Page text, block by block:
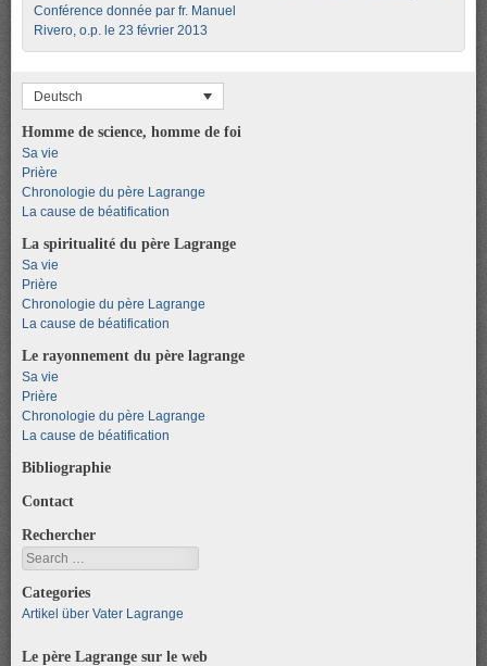
Conférence donnée par fr. Manuel
Rivero, o.p. le 23 février 2013
Deutsch
Homme de science, homme de foi
Sa vie
Prière
Chronologie du père Lagrange
La cause de béatification
La spiritualité du père Lagrange
Sa vie
Prière
Chronologie du père Lagrange
La cause de béatification
Le rayonnement du père lagrange
Sa vie
Prière
Chronologie du père Lagrange
La cause de béatification
Bibliographie
Contact
Rechercher
Search
Categories
Artikel über Vater Lagrange
Le père Lagrange sur le web